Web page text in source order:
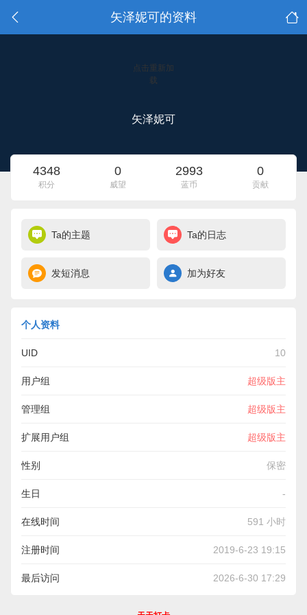
矢泽妮可的资料
点击重新加
载
矢泽妮可
4348
积分
0
威望
2993
蓝币
0
贡献
Ta的主题 Ta的日志
发短消息 加为好友
个人资料
UID 10
用户组 超级版主
管理组 超级版主
扩展用户组 超级版主
性别 保密
生日 -
在线时间 591 小时
注册时间 2019-6-23 19:15
最后访问 2026-6-30 17:29